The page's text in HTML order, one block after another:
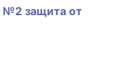
№2 защита от